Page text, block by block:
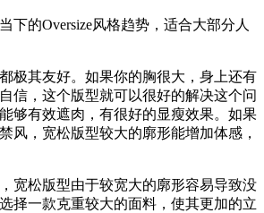
的Oversize风格趋势，适合大部分人
其友好。如果你的胸很大，身上还有
信，这个版型就可以很好的解决这个问
够有效遮肉，有很好的显瘦效果。如果
风，宽松版型较大的廓形能增加体感，
松版型由于较宽大的廓形容易导致没
择一款克重较大的面料，使其更加的立